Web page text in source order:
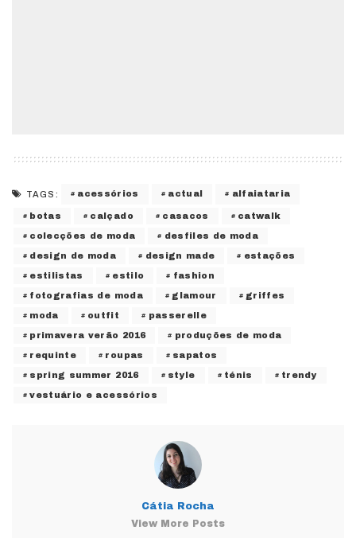
TAGS: acessórios actual alfaiataria
botas calçado casacos catwalk
colecções de moda desfiles de moda
design de moda design made estações
estilistas estilo fashion
fotografias de moda glamour griffes
moda outfit passerelle
primavera verão 2016 produções de moda
requinte roupas sapatos
spring summer 2016 style ténis trendy
vestuário e acessórios
Cátia Rocha
View More Posts